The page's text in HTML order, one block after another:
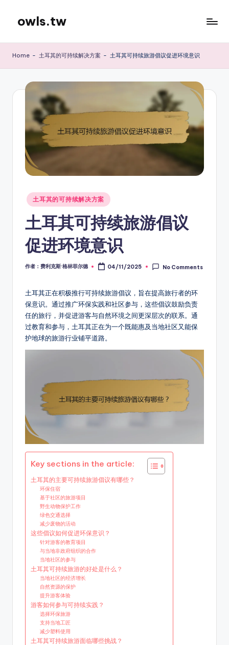
content
owls.tw
Home - 土耳其的可持续解决方案 - 土耳其可持续旅游倡议促进环境意识
Posted
in
土耳其的可持续解决方案
土耳其可持续旅游倡议
促进环境意识
Posted
作者：费利克斯·格林菲尔德 04/11/2025 No Comments
土耳其正在积极推行可持续旅游倡议，旨在提高旅行者的环
保意识。通过推广环保实践和社区参与，这些倡议鼓励负责
任的旅行，并促进游客与自然环境之间更深层次的联系。通
过教育和参与，土耳其正在为一个既能惠及当地社区又能保
护地球的旅游行业铺平道路。
Key sections in the article:
土耳其的主要可持续旅游倡议有哪些？
环保住宿
基于社区的旅游项目
野生动物保护工作
绿色交通选择
减少废物的活动
这些倡议如何促进环保意识？
针对游客的教育项目
与当地非政府组织的合作
当地社区的参与
土耳其可持续旅游的好处是什么？
当地社区的经济增长
自然资源的保护
提升游客体验
游客如何参与可持续实践？
选择环保旅游
支持当地工匠
减少塑料使用
土耳其可持续旅游面临哪些挑战？